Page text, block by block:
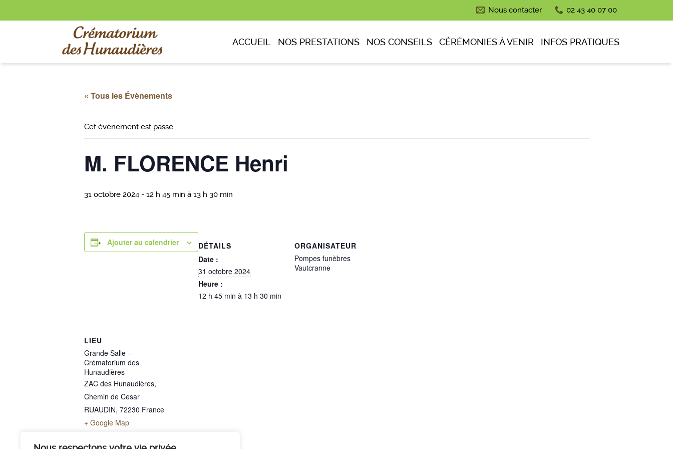
Nous contacter 02 43 40 07 00
ACCUEIL NOS PRESTATIONS NOS CONSEILS CÉRÉMONIES À VENIR INFOS PRATIQUES
« Tous les Évènements
Cet évènement est passé.
M. FLORENCE Henri
31 octobre 2024 - 12 h 45 min à 13 h 30 min
Ajouter au calendrier
DÉTAILS
Date :
31 octobre 2024
Heure :
12 h 45 min à 13 h 30 min
ORGANISATEUR
Pompes funèbres
Vautcranne
LIEU
Grande Salle –
Crématorium des
Hunaudières
ZAC des Hunaudières,
Chemin de Cesar
RUAUDIN, 72230 France
+ Google Map
02 43 40 07 00